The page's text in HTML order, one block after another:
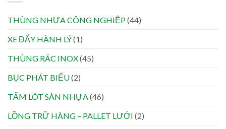
THÙNG NHỰA CÔNG NGHIỆP(44)
XE ĐẨY HÀNH LÝ(1)
THÙNG RÁC INOX(45)
BỤC PHÁT BIỂU(2)
TẤM LÓT SÀN NHỰA (46)
LỒNG TRỮ HÀNG – PALLET LƯỚI (2)